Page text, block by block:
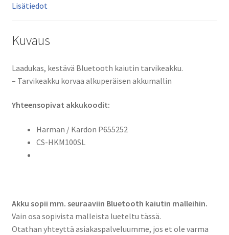
CS-
määrä
Lisätiedot
Kuvaus
Laadukas, kestävä Bluetooth kaiutin tarvikeakku.
– Tarvikeakku korvaa alkuperäisen akkumallin
Yhteensopivat akkukoodit:
Harman / Kardon P655252
CS-HKM100SL
Akku sopii mm. seuraaviin Bluetooth kaiutin malleihin.
Vain osa sopivista malleista lueteltu tässä.
Otathan yhteyttä asiakaspalveluumme, jos et ole varma